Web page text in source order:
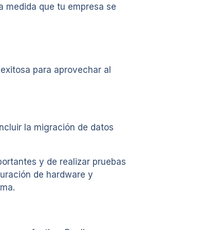
medida que tu empresa se
para aprovechar al
la migración de datos
y de realizar pruebas
de hardware y